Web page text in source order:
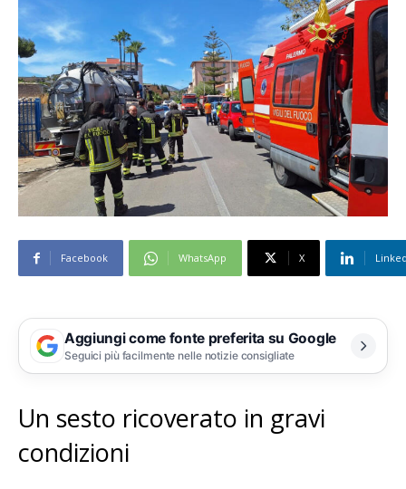
Facebook WhatsApp X
Aggiungi come fonte preferita su Google
Seguici più facilmente nelle notizie consigliate
Un sesto ricoverato in gravi
condizioni